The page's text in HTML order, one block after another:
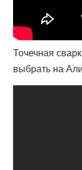
Точечная
выбрать на